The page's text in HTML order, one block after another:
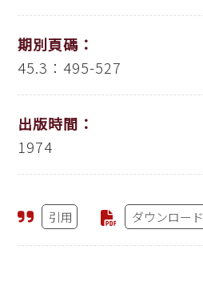
期別頁碼：
45.3：495-527
出版時間：
1974
引用 ダウンロード